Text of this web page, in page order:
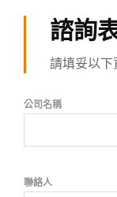
諮詢
請填妥以下
公司名稱
聯絡人